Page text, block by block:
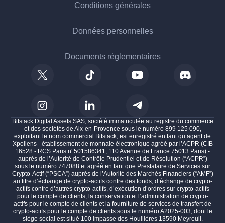
Conditions générales
Données personnelles
Documents réglementaires
Bitstack Digital Assets SAS, société immatriculée au registre du commerce
et des sociétés de Aix-en-Provence sous le numéro 899 125 090,
exploitant le nom commercial Bitstack, est enregistré en tant qu’agent de
Xpollens - établissement de monnaie électronique agréé par l’ACPR (CIB
16528 - RCS Paris n°501586341, 110 Avenue de France 75013 Paris) -
auprès de l’Autorité de Contrôle Prudentiel et de Résolution (“ACPR”)
sous le numéro 747088 et agréé en tant que Prestataire de Services sur
Crypto-Actif (“PSCA”) auprès de l’Autorité des Marchés Financiers (“AMF”)
au titre d’échange de crypto-actifs contre des fonds, d’échange de crypto-
actifs contre d’autres crypto-actifs, d’exécution d’ordres sur crypto-actifs
pour le compte de clients, la conservation et l’administration de crypto-
actifs pour le compte de clients et la fourniture de services de transfert de
crypto-actifs pour le compte de clients sous le numéro A2025-003, dont le
siège social est situé 100 impasse des Houillères 13590 Meyreuil.